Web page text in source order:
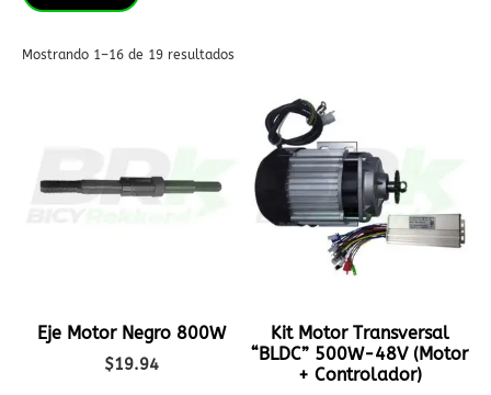
Mostrando 1–16 de 19 resultados
Eje Motor Negro 800W
$19.94
Kit Motor Transversal
“BLDC” 500W-48V (Motor
+ Controlador)